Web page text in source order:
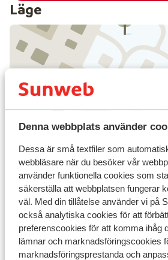
Denna webbplats använder
Dessa är små textfiler som
webbläsare när du besöker vår
använder funktionella cookies som
säkerställa att webbplatsen fungerar
väl. Med din tillåtelse använder vi på
också analytiska cookies för att
preferenscookies för att komma ihåg
lämnar och marknadsföringscookies
marknadsföringsprestanda och
Läge
I området
I centrum
Avstånd till flygplats geneve är
Avstånd till busshållplats ca 100
Avstånd till uttagsautomat ca
Avstånd till pist ca 400 m
Avstånd till skidbuss ca 150 m
Avstånd till skidlift ca 300 m